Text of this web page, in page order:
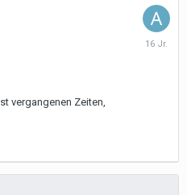
vergangenen Zeiten,
3.